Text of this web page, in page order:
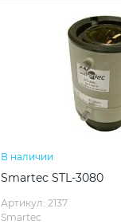
В наличии
Smartec STL-3080
Артикул: 2137
Smartec